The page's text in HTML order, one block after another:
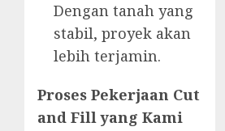
Dengan tanah yang
stabil, proyek akan
lebih terjamin.
Proses Pekerjaan Cut
and Fill yang Kami